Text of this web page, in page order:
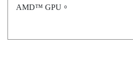
AMD™ GPU。